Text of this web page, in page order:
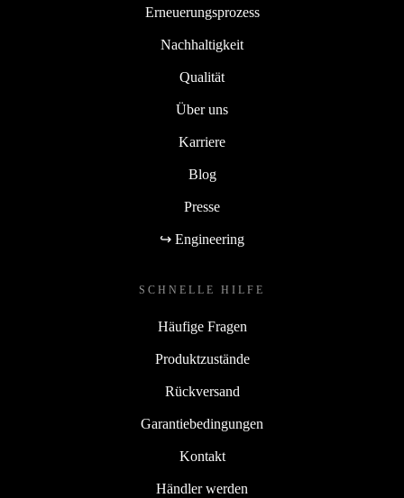
Erneuerungsprozess
Nachhaltigkeit
Qualität
Über uns
Karriere
Blog
Presse
↪ Engineering
SCHNELLE HILFE
Häufige Fragen
Produktzustände
Rückversand
Garantiebedingungen
Kontakt
Händler werden